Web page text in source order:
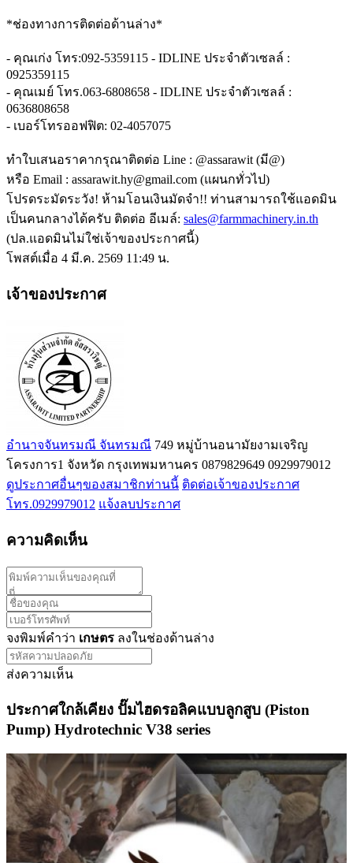
*ช่องทางการติดต่อด้านล่าง*
- คุณเก่ง โทร:092-5359115 - IDLINE ประจำตัวเซลล์ :
0925359115
- คุณเมย์ โทร.063-6808658 - IDLINE ประจำตัวเซลล์ :
0636808658
- เบอร์โทรออฟฟิต: 02-4057075
ทำใบเสนอราคากรุณาติดต่อ Line : @assarawit (มี@)
หรือ Email : assarawit.hy@gmail.com (แผนกทั่วไป)
โปรดระมัดระวัง! ห้ามโอนเงินมัดจำ!! ท่านสามารถใช้แอดมิน
เป็นคนกลางได้ครับ ติดต่อ อีเมล์: sales@farmmachinery.in.th
(ปล.แอดมินไม่ใช่เจ้าของประกาศนี้)
โพสต์เมื่อ 4 มี.ค. 2569 11:49 น.
เจ้าของประกาศ
อำนาจจันทรมณี จันทรมณี 749 หมู่บ้านอนามัยงามเจริญ
โครงการ1 จังหวัด กรุงเทพมหานคร 0879829649 0929979012
ดูประกาศอื่นๆของสมาชิกท่านนี้ ติดต่อเจ้าของประกาศ
โทร.0929979012 แจ้งลบประกาศ
ความคิดเห็น
จงพิมพ์คำว่า เกษตร ลงในช่องด้านล่าง
ส่งความเห็น
ประกาศใกล้เคียง ปั๊มไฮดรอลิคแบบลูกสูบ (Piston
Pump) Hydrotechnic V38 series